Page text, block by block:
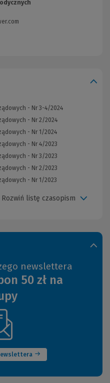
newslettera
50 zł na
(Nowe
- Nr 3-4/2024
- Nr 2/2024
- Nr 1/2024
- Nr 4/2023
- Nr 3/2023
- Nr 2/2023
- Nr 1/2023
Rozwiń listę czasopism